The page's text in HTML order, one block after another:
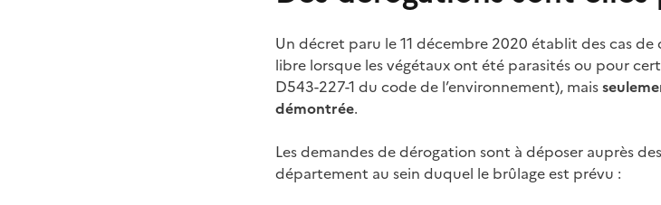
Un décret paru le 11 décembre 2020 établit des cas
libre lorsque les végétaux ont été parasités ou pour
D543-227-1 du code de l’environnement), mais
démontrée.
Les demandes de dérogation sont à déposer auprès
département au sein duquel le brûlage est prévu :